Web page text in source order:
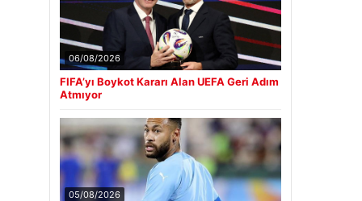
06/08/2026
FIFA’yı Boykot Kararı Alan UEFA Geri Adım
Atmıyor
05/08/2026